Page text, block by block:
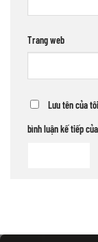
Trang web
Lưu tên của
bình luận kế tiếp